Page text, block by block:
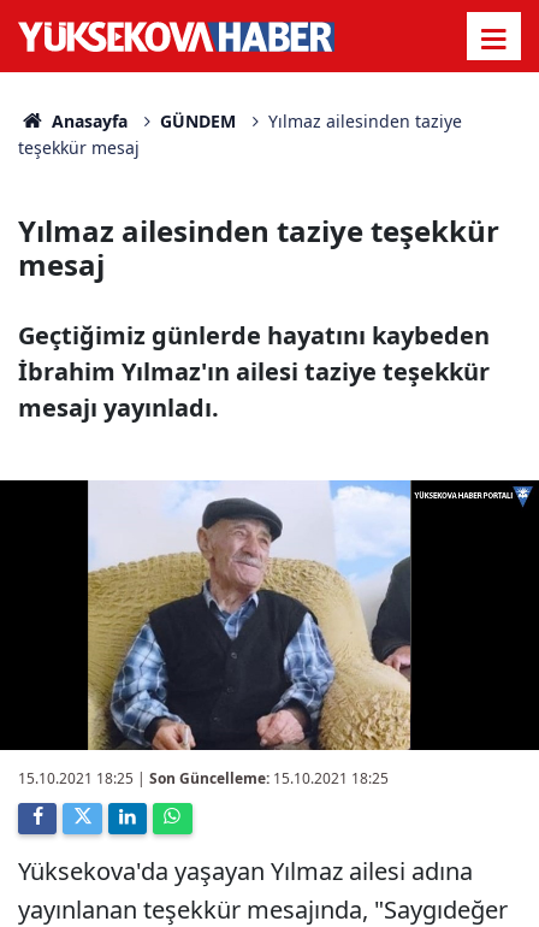
Anasayfa GÜNDEM
Yılmaz ailesinden taziye
teşekkür mesaj
Yılmaz ailesinden taziye teşekkür
mesaj
Geçtiğimiz günlerde hayatını kaybeden
İbrahim Yılmaz'ın ailesi taziye teşekkür
mesajı yayınladı.
15.10.2021 18:25 | Son Güncelleme: 15.10.2021 18:25
Yüksekova'da yaşayan Yılmaz ailesi adına
yayınlanan teşekkür mesajında, "Saygıdeğer